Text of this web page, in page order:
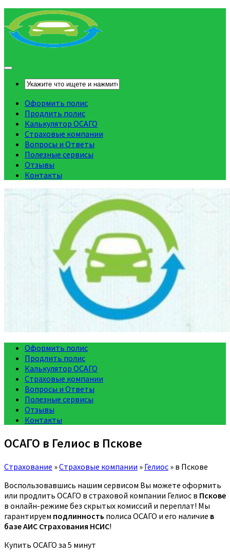
Оформить полис
Продлить полис
Калькулятор ОСАГО
Страховые компании
Вопросы и Ответы
Полезные сервисы
Отзывы
Контакты
Оформить полис
Продлить полис
Калькулятор ОСАГО
Страховые компании
Вопросы и Ответы
Полезные сервисы
Отзывы
Контакты
ОСАГО в Гелиос в Пскове
Страхование »Страховые компании » Гелиос » в Пскове
Воспользовавшись нашим сервисом Вы можете оформить
или продлить ОСАГО в страховой компании Гелиос в Пскове
в онлайн-режиме без скрытых комиссий и переплат! Мы
гарантируем подлинность полиса ОСАГО и его наличие в
базе АИС Страхования НСИС!
Купить ОСАГО за 5 минут